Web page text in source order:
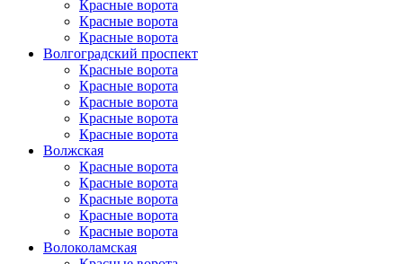
Красные ворота
Красные ворота
Красные ворота
Волгоградский проспект
Красные ворота
Красные ворота
Красные ворота
Красные ворота
Красные ворота
Волжская
Красные ворота
Красные ворота
Красные ворота
Красные ворота
Красные ворота
Волоколамская